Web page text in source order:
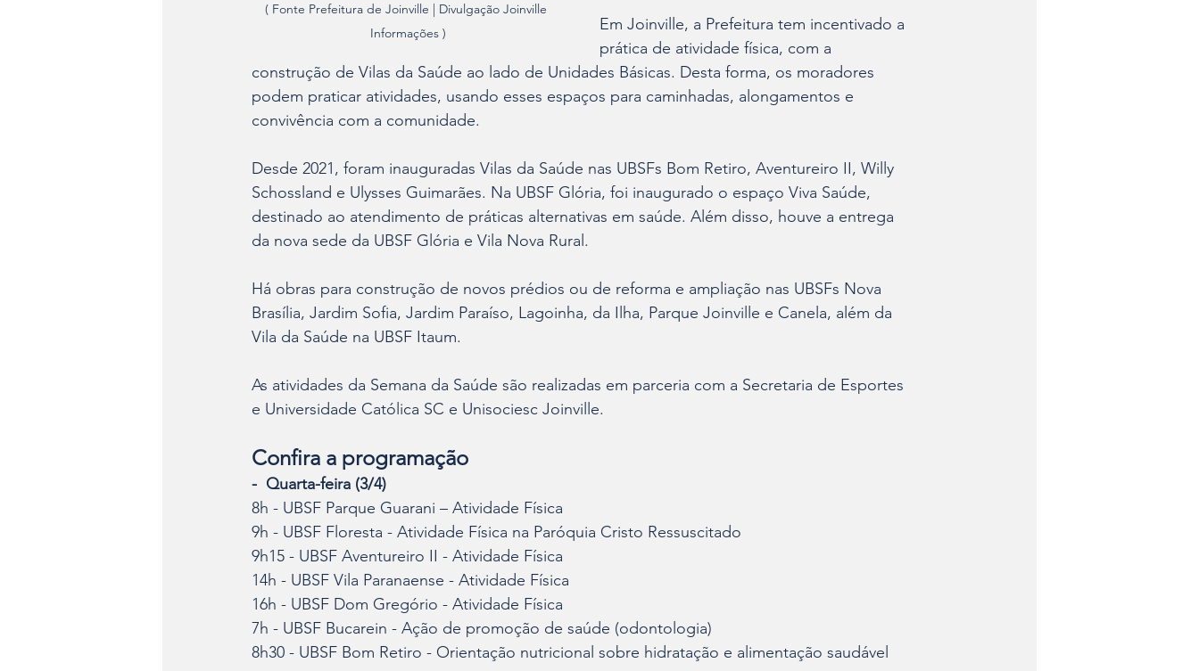
( Fonte Prefeitura de Joinville | Divulgação Joinville
Informações )
Em Joinville, a Prefeitura tem incentivado a
prática de atividade física, com a
construção de Vilas da Saúde ao lado de Unidades Básicas. Desta forma, os moradores
podem praticar atividades, usando esses espaços para caminhadas, alongamentos e
convivência com a comunidade.
Desde 2021, foram inauguradas Vilas da Saúde nas UBSFs Bom Retiro, Aventureiro II, Willy
Schossland e Ulysses Guimarães. Na UBSF Glória, foi inaugurado o espaço Viva Saúde,
destinado ao atendimento de práticas alternativas em saúde. Além disso, houve a entrega
da nova sede da UBSF Glória e Vila Nova Rural.
Há obras para construção de novos prédios ou de reforma e ampliação nas UBSFs Nova
Brasília, Jardim Sofia, Jardim Paraíso, Lagoinha, da Ilha, Parque Joinville e Canela, além da
Vila da Saúde na UBSF Itaum.
As atividades da Semana da Saúde são realizadas em parceria com a Secretaria de Esportes
e Universidade Católica SC e Unisociesc Joinville.
Confira a programação
-  Quarta-feira (3/4)
8h - UBSF Parque Guarani – Atividade Física
9h - UBSF Floresta - Atividade Física na Paróquia Cristo Ressuscitado
9h15 - UBSF Aventureiro II - Atividade Física
14h - UBSF Vila Paranaense - Atividade Física
16h - UBSF Dom Gregório - Atividade Física
7h - UBSF Bucarein - Ação de promoção de saúde (odontologia)
8h30 - UBSF Bom Retiro - Orientação nutricional sobre hidratação e alimentação saudável